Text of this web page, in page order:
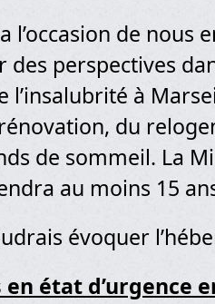
l’occasion de nous
perspectives
à
du
de sommeil. La
au moins 15
évoquer
en état d’urgence